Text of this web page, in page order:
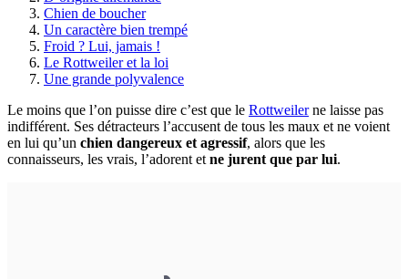
Chien de boucher
Un caractère bien trempé
Froid ? Lui, jamais !
Le Rottweiler et la loi
Une grande polyvalence
Le moins que l’on puisse dire c’est que le Rottweilerne laisse pas
indifférent. Ses détracteurs l’accusent de tous les maux et ne voient
en lui qu’un chien dangereux et agressif, alors que les
connaisseurs, les vrais, l’adorent et ne jurent que par lui.